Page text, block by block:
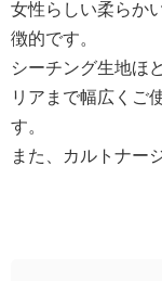
女性らしい柔らか
徴的です。
シーチング生地ほ
リアまで幅広くご
す。
また、カルトナー